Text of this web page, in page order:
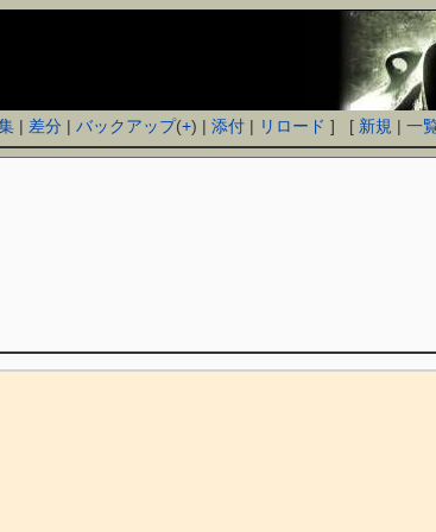
| 差分 |バックアップ(+) |添付 | リロード ] [ 新規 |一